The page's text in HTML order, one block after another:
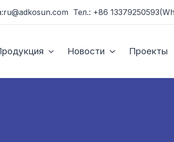
Тел.: +86
Новости Проекты